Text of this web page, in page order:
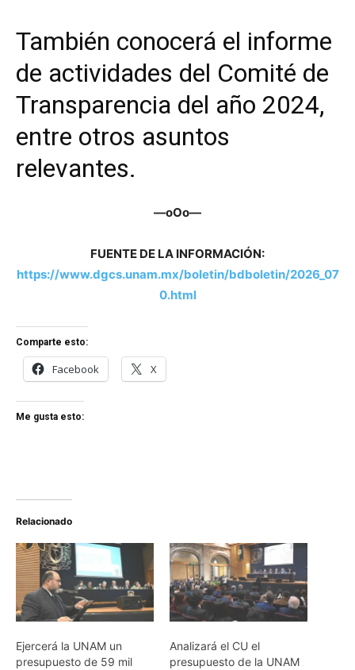
También conocerá el informe
de actividades del Comité de
Transparencia del año 2024,
entre otros asuntos
relevantes.
—oOo—
FUENTE DE LA INFORMACIÓN:
https://www.dgcs.unam.mx/boletin/bdboletin/2026_07
0.html
Comparte esto:
Facebook X
Me gusta esto:
Relacionado
Ejercerá la UNAM un
presupuesto de 59 mil
Analizará el CU el
presupuesto de la UNAM